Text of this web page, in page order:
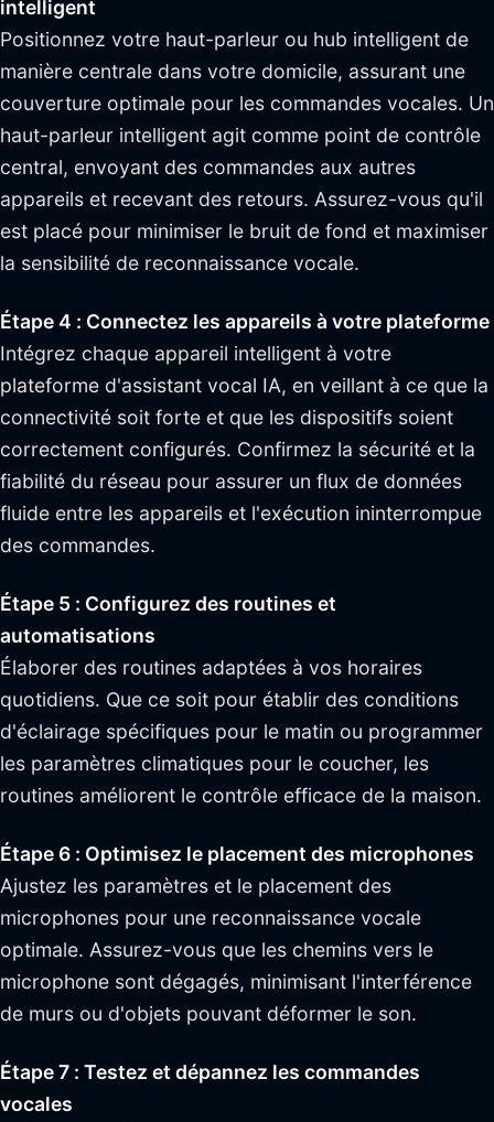
intelligent
Positionnez votre haut-parleur ou hub intelligent de
manière centrale dans votre domicile, assurant une
couverture optimale pour les commandes vocales. Un
haut-parleur intelligent agit comme point de contrôle
central, envoyant des commandes aux autres
appareils et recevant des retours. Assurez-vous qu'il
est placé pour minimiser le bruit de fond et maximiser
la sensibilité de reconnaissance vocale.
Étape 4 : Connectez les appareils à votre plateforme
Intégrez chaque appareil intelligent à votre
plateforme d'assistant vocal IA, en veillant à ce que la
connectivité soit forte et que les dispositifs soient
correctement configurés. Confirmez la sécurité et la
fiabilité du réseau pour assurer un flux de données
fluide entre les appareils et l'exécution ininterrompue
des commandes.
Étape 5 : Configurez des routines et
automatisations
Élaborer des routines adaptées à vos horaires
quotidiens. Que ce soit pour établir des conditions
d'éclairage spécifiques pour le matin ou programmer
les paramètres climatiques pour le coucher, les
routines améliorent le contrôle efficace de la maison.
Étape 6 : Optimisez le placement des microphones
Ajustez les paramètres et le placement des
microphones pour une reconnaissance vocale
optimale. Assurez-vous que les chemins vers le
microphone sont dégagés, minimisant l'interférence
de murs ou d'objets pouvant déformer le son.
Étape 7 : Testez et dépannez les commandes
vocales